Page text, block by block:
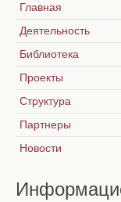
Главная
Деятельность
Библиотека
Проекты
Структура
Партнеры
Новости